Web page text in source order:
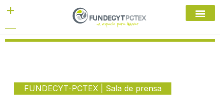
FUNDECYT-PCTEX Sala de prensa